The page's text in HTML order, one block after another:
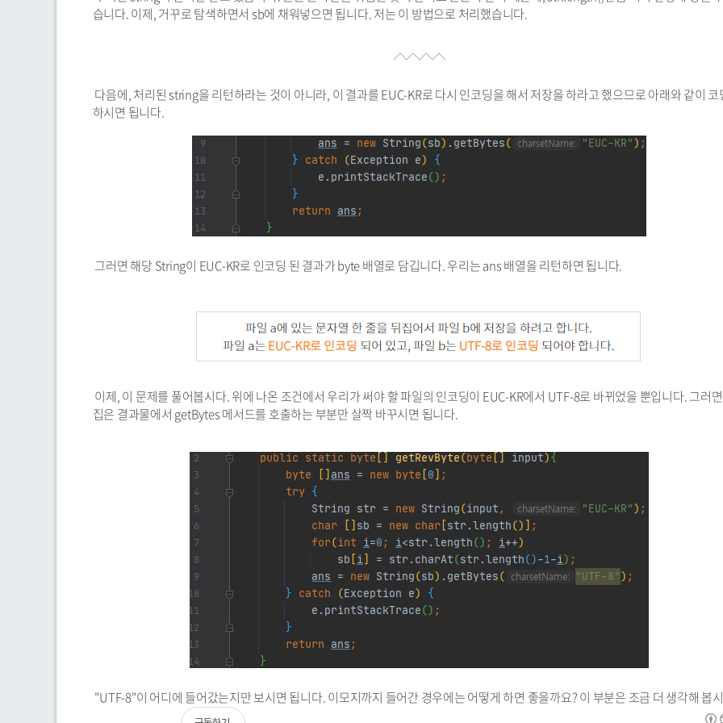
습니다. 이제, 거꾸로 탐색하면서 sb에 채워넣으면 됩니다. 저는 이 방법으로 처리했습니다.
다음에, 처리된 string을 리턴하라는 것이 아니라, 이 결과를 EUC-KR로 다시 인코딩을 해서 저장을 하라고 했으므로 아래와 같이 코
하시면 됩니다.
그러면 해당 String이 EUC-KR로 인코딩 된 결과가 byte 배열로 담깁니다. 우리는 ans 배열을 리턴하면 됩니다.
이제, 이 문제를 풀어봅시다. 위에 나온 조건에서 우리가 써야 할 파일의 인코딩이 EUC-KR에서 UTF-8로 바뀌었을 뿐입니다. 그러
집은 결과물에서 getBytes 메서드를 호출하는 부분만 살짝 바꾸시면 됩니다.
"UTF-8"이 어디에 들어갔는지만 보시면 됩니다. 이모지까지 들어간 경우에는 어떻게 하면 좋을까요? 이 부분은 조금 더 생각해 봅